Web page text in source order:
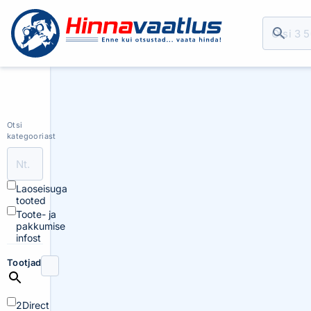
Otsi
kategooriast
Laoseisuga
tooted
Toote- ja
pakkumise
infost
Tootjad
2Direct